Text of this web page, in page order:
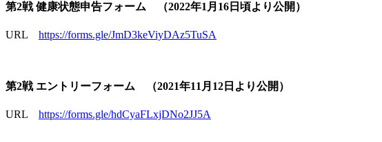
第2戦 健康状態申告フォーム （2022年1月16日頃より公開）
URL https://forms.gle/JmD3keViyDAz5TuSA
第2戦 エントリーフォーム （2021年11月12日より公開）
URL https://forms.gle/hdCyaFLxjDNo2JJ5A